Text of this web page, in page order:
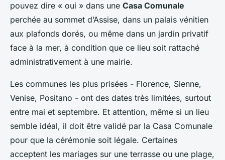
pouvez dire « oui » dans une Casa Comunale
perchée au sommet d’Assise, dans un palais vénitien
aux plafonds dorés, ou même dans un jardin privatif
face à la mer, à condition que ce lieu soit rattaché
administrativement à une mairie.
Les communes les plus prisées - Florence, Sienne,
Venise, Positano - ont des dates très limitées, surtout
entre mai et septembre. Et attention, même si un lieu
semble idéal, il doit être validé par la Casa Comunale
pour que la cérémonie soit légale. Certaines
acceptent les mariages sur une terrasse ou une plage,